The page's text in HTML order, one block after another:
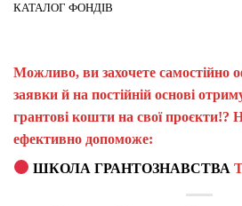
КАТАЛОГ ФОНДІВ
Можливо, ви захочете самостійно
заявки й на постійній основі
грантові кошти на свої проєкти!?
ефективно допоможе:
ШКОЛА ГРАНТОЗНАВСТВА